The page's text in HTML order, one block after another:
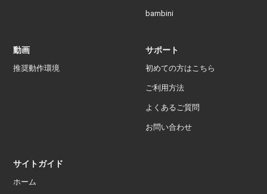
bambini
動画
推奨動作環境
サポート
初めての方はこちら
ご利用方法
よくあるご質問
お問い合わせ
サイトガイド
ホーム